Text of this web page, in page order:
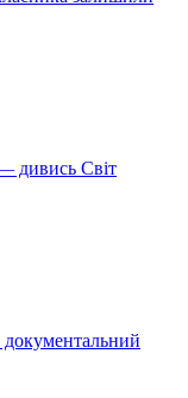
дивись Світ
документальний